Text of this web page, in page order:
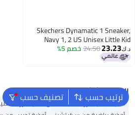
Skechers Dynamatic 1 Sneaker,
Navy 1, 2 US Unisex Little Kid
د.ك‏23.23
24.50خصم 5%
ترتيب حسب تصنيف حسب البحث الشائع
أحذية سكيتشرز شبشب من سكيتشرز